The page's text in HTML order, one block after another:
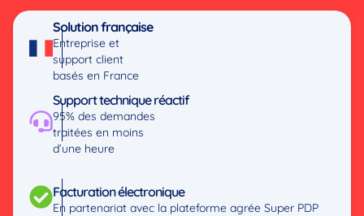
Solution française
Entreprise et
support client
basés en France
Support technique réactif
95% des demandes
traitées en moins
d’une heure
Facturation électronique
En partenariat avec la plateforme agrée Super PDP